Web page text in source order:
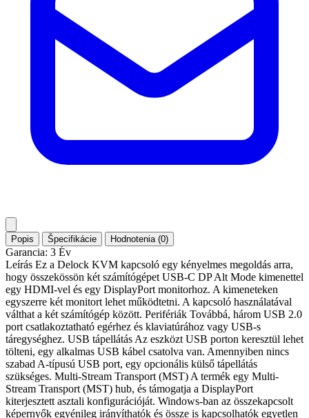
Popis Špecifikácie Hodnotenia (0)
Garancia: 3 Év
Leírás Ez a Delock KVM kapcsoló egy kényelmes megoldás arra,
hogy összekössön két számítógépet USB-C DP Alt Mode kimenettel
egy HDMI-vel és egy DisplayPort monitorhoz. A kimeneteken
egyszerre két monitort lehet működtetni. A kapcsoló használatával
válthat a két számítógép között. Perifériák Továbbá, három USB 2.0
port csatlakoztatható egérhez és klaviatúrához vagy USB-s
táregységhez. USB tápellátás Az eszközt USB porton keresztül lehet
tölteni, egy alkalmas USB kábel csatolva van. Amennyiben nincs
szabad A-típusú USB port, egy opcionális külső tápellátás
szükséges. Multi-Stream Transport (MST) A termék egy Multi-
Stream Transport (MST) hub, és támogatja a DisplayPort
kiterjesztett asztali konfigurációját. Windows-ban az összekapcsolt
képernyők egyénileg irányíthatók és össze is kapcsolhatók egyetlen